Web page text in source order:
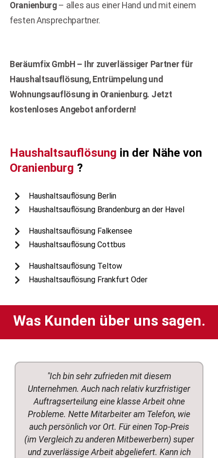
Oranienburg– alles aus einer Hand und mit einem
festen Ansprechpartner.
Beräumfix GmbH – Ihr zuverlässiger Partner für
Haushaltsauflösung, Entrümpelung und
Wohnungsauflösung in Oranienburg. Jetzt
kostenloses Angebot anfordern!
Haushaltsauflösung in der Nähe von
Oranienburg ?
Haushaltsauflösung Berlin
Haushaltsauflösung Brandenburg an der Havel
Haushaltsauflösung Falkensee
Haushaltsauflösung Cottbus
Haushaltsauflösung Teltow
Haushaltsauflösung Frankfurt Oder
Was Kunden über uns sagen.
"Ich bin sehr zufrieden mit diesem
Unternehmen. Auch nach relativ kurzfristiger
Auftragserteilung eine klasse Arbeit ohne
Probleme. Nette Mitarbeiter am Telefon, wie
auch persönlich vor Ort. Für einen Top-Preis
(im Vergleich zu anderen Mitbewerbern) super
und zuverlässige Arbeit abgeliefert. Kann ich